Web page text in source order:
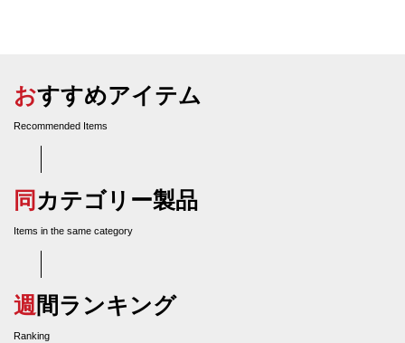
おすすめアイテム
Recommended Items
同カテゴリー製品
Items in the same category
週間ランキング
Ranking